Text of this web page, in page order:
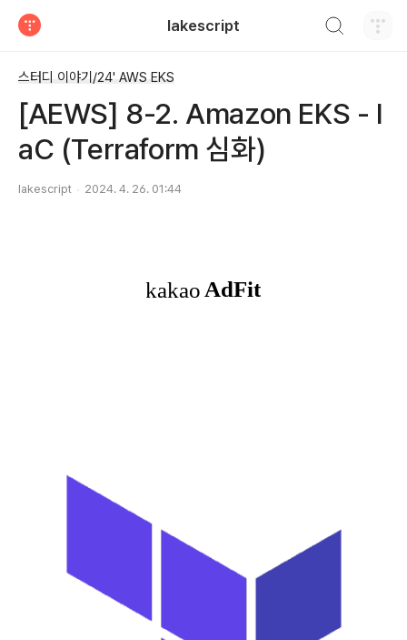
lakescript
스터디 이야기/24' AWS EKS
[AEWS] 8-2. Amazon EKS - I
aC (Terraform 심화)
lakescript 2024. 4. 26. 01:44